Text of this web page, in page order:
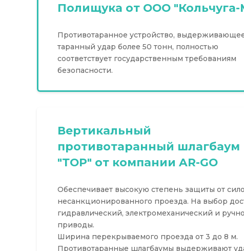
Полищука от ООО
Противотаранное устройство,
таранный удар более 50 тонн, полностью
соответствует государственным требованиям
безопасности.
Вертикальный
противотаранный шлагбаум
"ТОР" от компании AR-GO
Обеспечивает высокую степень защиты от
несанкционированного проезда. На выбор
гидравлический, электромеханический и
приводы.
Ширина перекрываемого проезда от 3 до 8 м.
Противотаранные шлагбаумы выдерживают